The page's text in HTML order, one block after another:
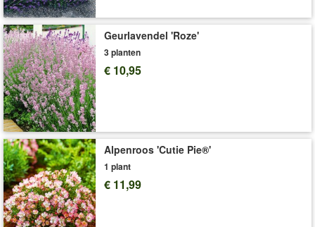
Geurlavendel 'Roze'
3 planten
€ 10,95
Alpenroos 'Cutie Pie®'
1 plant
€ 11,99